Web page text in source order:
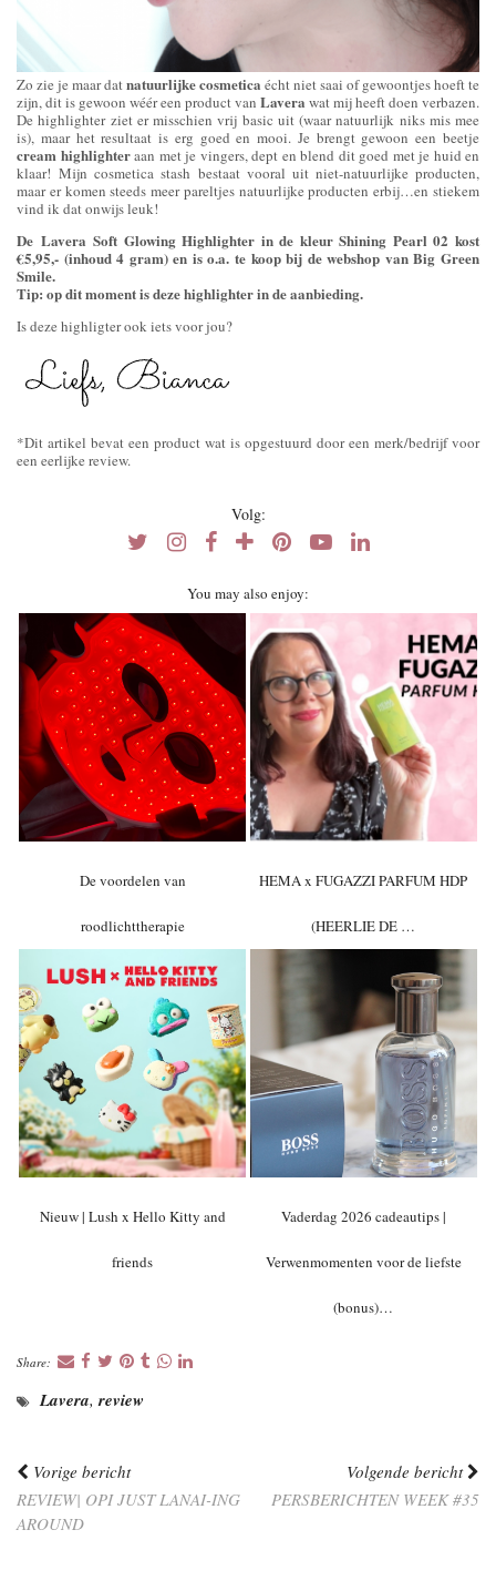
Zo zie je maar datnatuurlijke cosmetica écht niet saai of gewoontjes hoeft te
zijn, dit is gewoon wéér een product van Lavera wat mij heeft doen verbazen.
De highlighter ziet er misschien vrij basic uit (waar natuurlijk niks mis mee
is), maar het resultaat is erg goed en mooi. Je brengt gewoon een beetje
cream highlighteraan met je vingers, dept en blend dit goed met je huid en
klaar! Mijn cosmetica stash bestaat vooral uit niet-natuurlijke producten,
maar er komen steeds meer pareltjes natuurlijke producten erbij…en stiekem
vind ik dat onwijs leuk!
De Lavera Soft Glowing Highlighter in de kleur Shining Pearl 02 kost
€5,95,- (inhoud 4 gram) en is o.a. te koop bij de webshop van Big Green
Smile.
Tip: op dit moment is deze highlighter in de aanbieding.
Is deze highligter ook iets voor jou?
*Dit artikel bevat een product wat is opgestuurd door een merk/bedrijf voor
een eerlijke review.
Volg:
You may also enjoy:
De voordelen van
roodlichttherapie
HEMA x FUGAZZI PARFUM HDP
(HEERLIE DE …
Nieuw | Lush x Hello Kitty and
friends
Vaderdag 2026 cadeautips |
Verwenmomenten voor de liefste
(bonus)…
Share:
Lavera, review
Vorige bericht
REVIEW| OPI JUST LANAI-ING
AROUND
Volgende bericht
PERSBERICHTEN WEEK #35